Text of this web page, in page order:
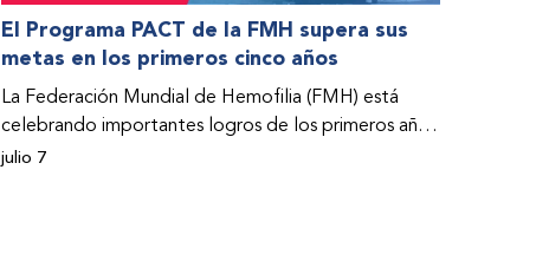
El Programa PACT de la FMH supera sus
metas en los primeros cinco años
La Federación Mundial de Hemofilia (FMH) está
celebrando importantes logros de los primeros años
de su Programa de Acceso a la Atención y el
julio 7